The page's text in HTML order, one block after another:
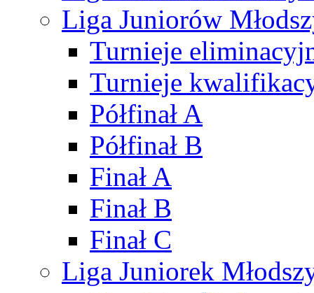
Liga Juniorów
Turnieje
Turnieje
Półfinał A
Półfinał B
Finał A
Finał B
Finał C
Liga Juniorek